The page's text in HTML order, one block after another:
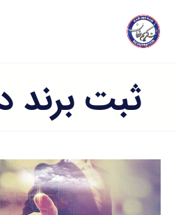
ثبت برند